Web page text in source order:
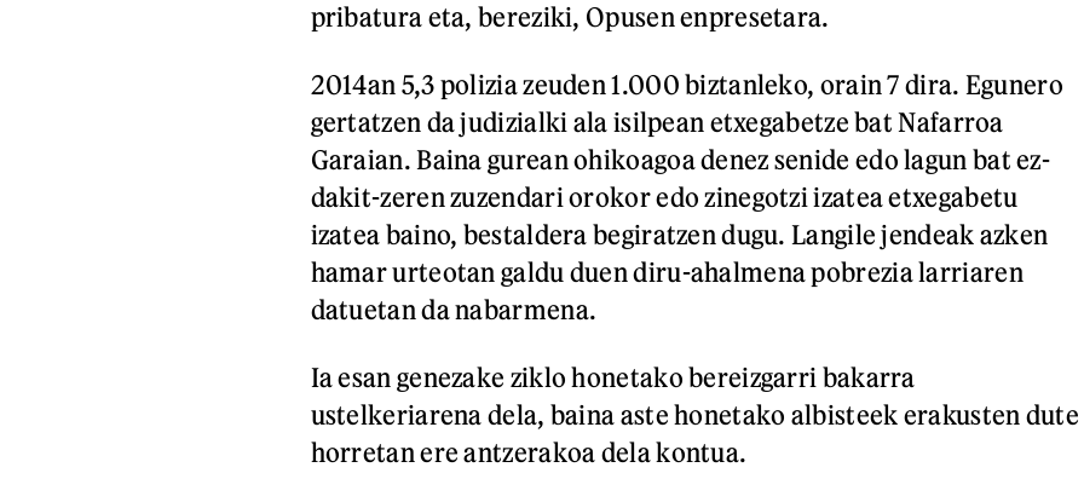
pribatura eta, bereziki, Opusen enpresetara.
2014an 5,3 polizia zeuden 1.000 biztanleko, orain 7 dira. Egunero
gertatzen da judizialki ala isilpean etxegabetze bat Nafarroa
Garaian. Baina gurean ohikoagoa denez senide edo lagun bat ez-
dakit-zeren zuzendari orokor edo zinegotzi izatea etxegabetu
izatea baino, bestaldera begiratzen dugu. Langile jendeak azken
hamar urteotan galdu duen diru-ahalmena pobrezia larriaren
datuetan da nabarmena.
Ia esan genezake ziklo honetako bereizgarri bakarra
ustelkeriarena dela, baina aste honetako albisteek erakusten dute
horretan ere antzerakoa dela kontua.